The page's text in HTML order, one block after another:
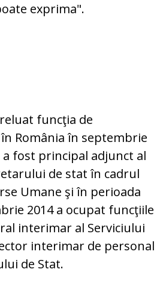
exprima".
funcţia de
România în septembrie
fost principal adjunct al
de stat în cadrul
Umane şi în perioada
2014 a ocupat funcţiile
interimar al Serviciului
interimar de personal
de Stat.